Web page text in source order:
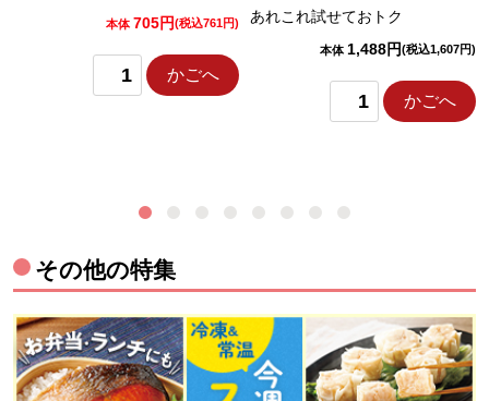
本体 705円(税込761円)
かごへ
あれこれ試せておトク
本体 1,488円(税込1,607円)
かごへ
その他の特集